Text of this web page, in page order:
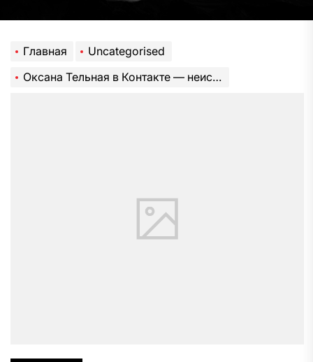
Главная
Uncategorised
Оксана Тельная в Контакте — неисчерпаемый источник информации о жизни и карьере известной личности